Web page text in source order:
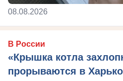
08.08.2026
В России
«Крышка котла
прорываются в